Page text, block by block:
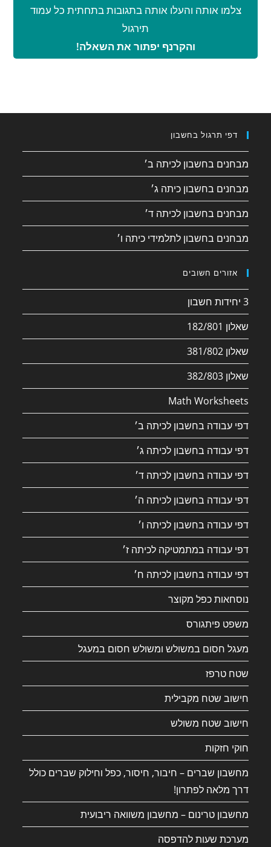
צלמו אותה והעלו אותה בתגובות בתחתית כל עמוד
תירגול
והקרנף יפתור את השאלה!
דפי תרגול בחשבון
מבחנים בחשבון לכיתה ב׳
מבחנים בחשבון כיתה ג׳
מבחנים בחשבון לכיתה ד׳
מבחנים בחשבון לתלמידי כיתה ו׳
אזורים חשובים
3 יחידות חשבון
שאלון 182/801
שאלון 381/802
שאלון 382/803
Math Worksheets
דפי עבודה בחשבון לכיתה ב׳
דפי עבודה בחשבון לכיתה ג׳
דפי עבודה בחשבון לכיתה ד׳
דפי עבודה בחשבון לכיתה ה׳
דפי עבודה בחשבון לכיתה ו׳
דפי עבודה במתמטיקה לכיתה ז׳
דפי עבודה בחשבון לכיתה ח׳
נוסחאות כפל מקוצר
משפט פיתגורס
מעגל חסום במשולש ומשולש חסום במעגל
שטח טרפז
חישוב שטח מקבילית
חישוב שטח משולש
חוקי חזקות
מחשבון שברים – חיבור, חיסור, כפל וחילוק שברים כולל
דרך מלאה לפתרון!
מחשבון טרינום – מחשבון משוואה ריבועית
מערכת שעות להדפסה